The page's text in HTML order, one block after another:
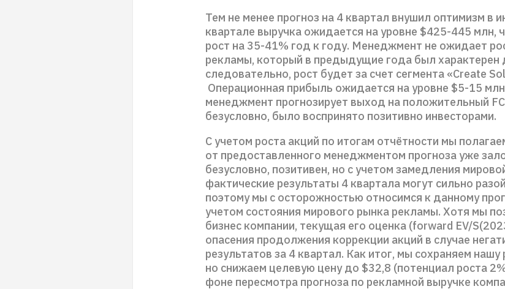
Тем не менее прогноз на 4 квартал внушил оптимизм в
квартале выручка ожидается на уровне $425-445 млн,
рост на 35-41% год к году. Менеджмент не ожидает
рекламы, который в предыдущие года был характерен
следовательно, рост будет за счет сегмента «Create
Операционная прибыль ожидается на уровне $5-15
менеджмент прогнозирует выход на положительный
безусловно, было воспринято позитивно инвесторами.
С учетом роста акций по итогам отчётности мы
от предоставленного менеджментом прогноза уже
безусловно, позитивен, но с учетом замедления
фактические результаты 4 квартала могут сильно
поэтому мы с осторожностью относимся к данному
учетом состояния мирового рынка рекламы. Хотя мы
бизнес компании, текущая его оценка (forward EV/
опасения продолжения коррекции акций в случае
результатов за 4 квартал. Как итог, мы сохраняем
но снижаем целевую цену до $32,8 (потенциал роста
фоне пересмотра прогноза по рекламной выручке